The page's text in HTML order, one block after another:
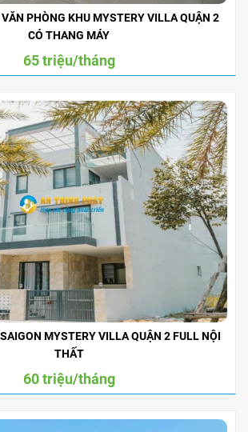
PHÒNG KHU MYSTERY VILLA QUẬN 2
CÓ THANG MÁY
65 triệu/tháng
MYSTERY VILLA QUẬN 2 FULL NỘI
THẤT
60 triệu/tháng